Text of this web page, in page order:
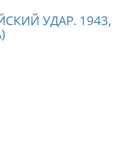
УДАР. 1943,